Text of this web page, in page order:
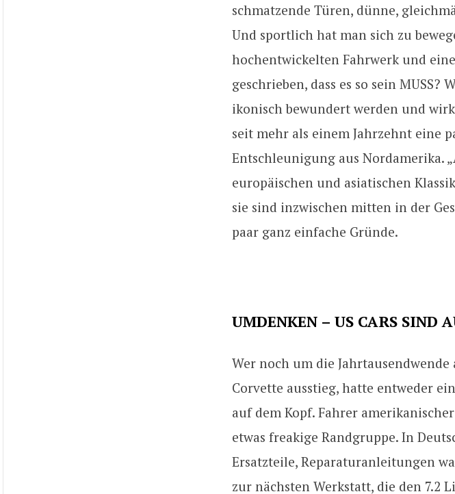
schmatzende Türen, dünne,
Und sportlich hat man sich zu
hochentwickelten Fahrwerk und
geschrieben, dass es so sein MUSS?
ikonisch bewundert werden und
seit mehr als einem Jahrzehnt eine
Entschleunigung aus Nordamerika.
europäischen und asiatischen
sie sind inzwischen mitten in der
paar ganz einfache Gründe.
UMDENKEN – US CARS SIND
Wer noch um die
Corvette ausstieg, hatte entweder
auf dem Kopf. Fahrer
etwas freakige Randgruppe. In
Ersatzteile, Reparaturanleitungen
zur nächsten Werkstatt, die den 7.2